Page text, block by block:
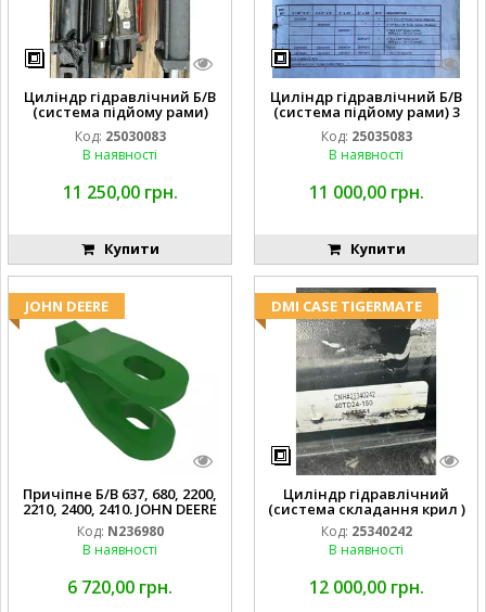
Циліндр гідравлічний Б/В
(система підйому рами)
3X8 87423768
Код: 25030083
В наявності
11 250,00 грн.
Купити
Циліндр гідравлічний Б/В
(система підйому рами) 3
1/2 84255910
Код: 25035083
В наявності
11 000,00 грн.
Купити
JOHN DEERE
Причіпне Б/В 637, 680, 2200,
2210, 2400, 2410. JOHN DEERE
Код: N236980
В наявності
6 720,00 грн.
DMI CASE TIGERMATE
Циліндр гідравлічний
(система складання крил )
Код: 25340242
В наявності
12 000,00 грн.